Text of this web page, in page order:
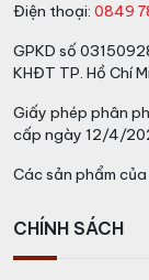
Điện thoại: 0849
GPKD số
KHĐT TP. Hồ Chí
Giấy phép phân
cấp ngày 12/4/
Các sản phẩm
CHÍNH SÁCH